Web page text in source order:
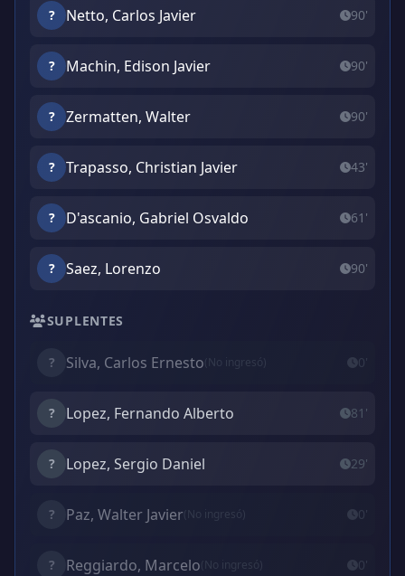
? Netto, Carlos Javier 90'
? Machin, Edison Javier 90'
? Zermatten, Walter 90'
? Trapasso, Christian Javier 43'
? D'ascanio, Gabriel Osvaldo 61'
? Saez, Lorenzo 90'
SUPLENTES
? Silva, Carlos Ernesto(No ingresó) 0'
? Lopez, Fernando Alberto 81'
? Lopez, Sergio Daniel 29'
? Paz, Walter Javier(No ingresó) 0'
? Reggiardo, Marcelo(No ingresó) 0'